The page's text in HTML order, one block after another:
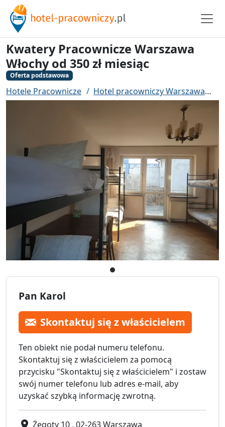
Kwatery Pracownicze Warszawa
Włochy od 350 zł miesiąc
Oferta podstawowa
Hotele Pracownicze Hotel pracowniczy Warszawa
Pan Karol
Skontaktuj się z właścicielem
Ten obiekt nie podał numeru telefonu.
Skontaktuj się z właścicielem za pomocą
przycisku "Skontaktuj się z właścicielem" i zostaw
swój numer telefonu lub adres e-mail, aby
uzyskać szybką informację zwrotną.
Żegoty 10 , 02-263 Warszawa